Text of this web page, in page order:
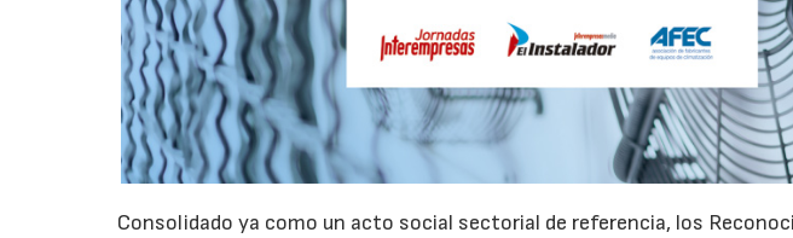
Consolidado ya como un acto social sectorial de referencia, los